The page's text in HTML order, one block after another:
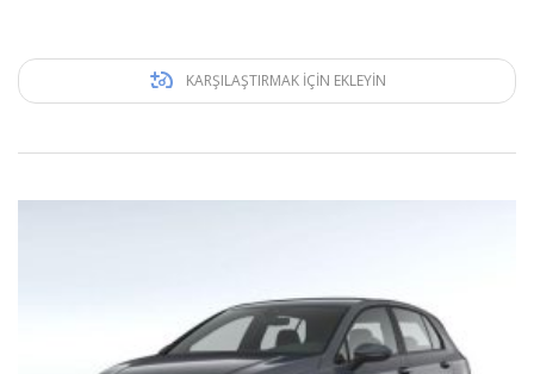
KARŞILAŞTIRMAK IÇIN EKLEYIN